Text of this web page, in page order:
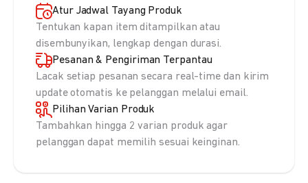
Atur Jadwal Tayang Produk
Tentukan kapan item ditampilkan atau
disembunyikan, lengkap dengan durasi.
Pesanan & Pengiriman Terpantau
Lacak setiap pesanan secara real-time dan kirim
update otomatis ke pelanggan melalui email.
Pilihan Varian Produk
Tambahkan hingga 2 varian produk agar
pelanggan dapat memilih sesuai keinginan.